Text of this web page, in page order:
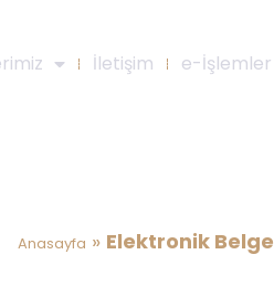
İletişim e-İşlemler
Anasayfa » Elektronik Belge